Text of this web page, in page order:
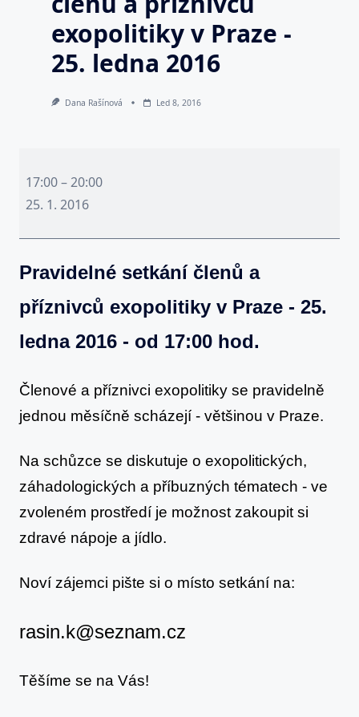
exopolitiky v Praze -
25. ledna 2016
Dana Rašínová Led 8, 2016
setkání
členů
exopolitiky
Praze
-
ledna
2016
17:00–20:00
25. 1. 2016
Pravidelné setkání členů a
příznivců exopolitiky v Praze - 25.
ledna 2016 - od 17:00 hod.
Členové a příznivci exopolitiky se pravidelně
jednou měsíčně scházejí - většinou v Praze.
Na schůzce se diskutuje o exopolitických,
záhadologických a příbuzných tématech - ve
zvoleném prostředí je možnost zakoupit si
zdravé nápoje a jídlo.
Noví zájemci pište si o místo setkání na:
rasin.k@seznam.cz
Těšíme se na Vás!